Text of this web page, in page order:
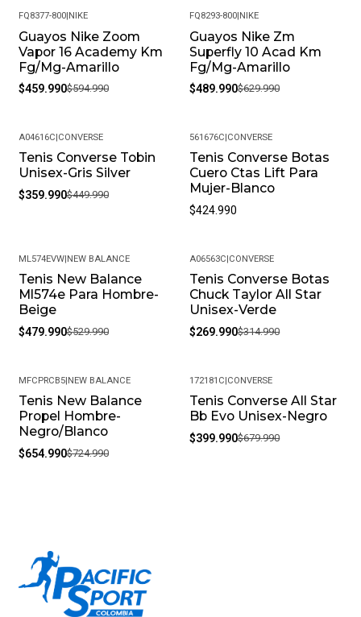
-23%
FQ8377-800|NIKE
Guayos Nike Zoom
Vapor 16 Academy Km
Fg/Mg-Amarillo
$459.990$594.990
-22%
FQ8293-800|NIKE
Guayos Nike Zm
Superfly 10 Acad Km
Fg/Mg-Amarillo
$489.990$629.990
-20%
A04616C|CONVERSE
Tenis Converse Tobin
Unisex-Gris Silver
$359.990$449.990
561676C|CONVERSE
Tenis Converse Botas
Cuero Ctas Lift Para
Mujer-Blanco
$424.990
-9%
ML574EVW|NEW BALANCE
Tenis New Balance
Ml574e Para Hombre-
Beige
$479.990$529.990
-14%
A06563C|CONVERSE
Tenis Converse Botas
Chuck Taylor All Star
Unisex-Verde
$269.990$314.990
-10%
MFCPRCB5|NEW BALANCE
Tenis New Balance
Propel Hombre-
Negro/Blanco
$654.990$724.990
-41%
172181C|CONVERSE
Tenis Converse All Star
Bb Evo Unisex-Negro
$399.990$679.990